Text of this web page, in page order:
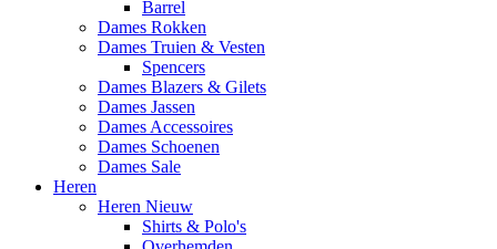
Barrel
Dames Rokken
Dames Truien & Vesten
Spencers
Dames Blazers & Gilets
Dames Jassen
Dames Accessoires
Dames Schoenen
Dames Sale
Heren
Heren Nieuw
Shirts & Polo's